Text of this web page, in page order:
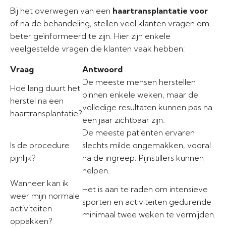
Bij het overwegen van een haartransplantatie voor
of na de behandeling, stellen veel klanten vragen om
beter geïnformeerd te zijn. Hier zijn enkele
veelgestelde vragen die klanten vaak hebben:
Vraag
Antwoord
Hoe lang duurt het
herstel na een
haartransplantatie?
De meeste mensen herstellen
binnen enkele weken, maar de
volledige resultaten kunnen pas na
een jaar zichtbaar zijn.
Is de procedure
pijnlijk?
De meeste patiënten ervaren
slechts milde ongemakken, vooral
na de ingreep. Pijnstillers kunnen
helpen.
Wanneer kan ik
weer mijn normale
activiteiten
oppakken?
Het is aan te raden om intensieve
sporten en activiteiten gedurende
minimaal twee weken te vermijden.